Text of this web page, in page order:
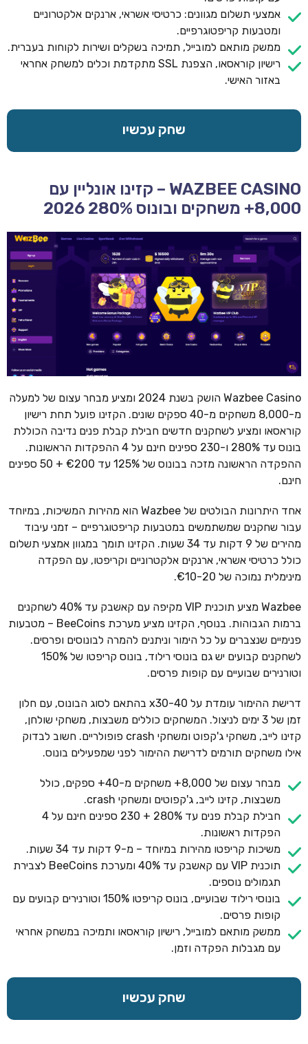
אמצעי תשלום מגוונים: כרטיסי אשראי, ארנקים אלקטרוניים
ומטבעות קריפטוגרפיים.
ממשק מותאם למובייל, תמיכה בשקלים ושירות לקוחות בעברית.
רישיון קוראסאו, הצפנת SSL מתקדמת וכלים למשחק אחראי
באזור האישי.
שחק עכשיו
WAZBEE CASINO – קזינו אונליין עם
8,000+ משחקים ובונוס 280% 2026
Wazbee Casino הושק בשנת 2024 ומציע מבחר עצום של למעלה
מ-8,000 משחקים מ-40 ספקים שונים. הקזינו פועל תחת רישיון
קוראסאו ומציע לשחקנים חדשים חבילת קבלת פנים נדיבה הכוללת
בונוס עד 280% ו-230 ספינים חינם על 4 ההפקדות הראשונות.
ההפקדה הראשונה מזכה בבונוס של 125% עד €200 + 50 ספינים
חינם.
אחד היתרונות הבולטים של Wazbee הוא מהירות המשיכות, במיוחד
עבור שחקנים שמשתמשים במטבעות קריפטוגרפיים – זמני עיבוד
מהירים של 9 דקות עד 34 שעות. הקזינו תומך במגוון אמצעי תשלום
כולל כרטיסי אשראי, ארנקים אלקטרוניים וקריפטו, עם הפקדה
מינימלית נמוכה של €10-20.
Wazbee מציע תוכנית VIP מקיפה עם קאשבק עד 40% לשחקנים
ברמות הגבוהות. בנוסף, הקזינו מציע מערכת BeeCoins – מטבעות
פנימיים שנצברים על כל הימור וניתנים להמרה לבונוסים ופרסים.
לשחקנים קבועים יש גם בונוסי רילוד, בונוס קריפטו של 150%
וטורנירים שבועיים עם קופות פרסים.
דרישת ההימור עומדת על x30-40 בהתאם לסוג הבונוס, עם חלון
זמן של 3 ימים לניצול. המשחקים כוללים משבצות, משחקי שולחן,
קזינו לייב, משחקי ג'קפוט ומשחקי crash פופולריים. חשוב לבדוק
אילו משחקים תורמים לדרישת ההימור לפני שמפעילים בונוס.
מבחר עצום של 8,000+ משחקים מ-40+ ספקים, כולל
משבצות, קזינו לייב, ג'קפוטים ומשחקי crash.
חבילת קבלת פנים עד 280% + 230 ספינים חינם על 4
הפקדות ראשונות.
משיכות קריפטו מהירות במיוחד – מ-9 דקות עד 34 שעות.
תוכנית VIP עם קאשבק עד 40% ומערכת BeeCoins לצבירת
תגמולים נוספים.
בונוסי רילוד שבועיים, בונוס קריפטו 150% וטורנירים קבועים עם
קופות פרסים.
ממשק מותאם למובייל, רישיון קוראסאו ותמיכה במשחק אחראי
עם מגבלות הפקדה וזמן.
שחק עכשיו